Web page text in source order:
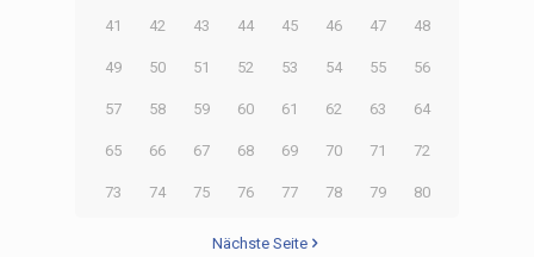
41 42 43 44 45 46 47 48
49 50 51 52 53 54 55 56
57 58 59 60 61 62 63 64
65 66 67 68 69 70 71 72
73 74 75 76 77 78 79 80
Nächste Seite